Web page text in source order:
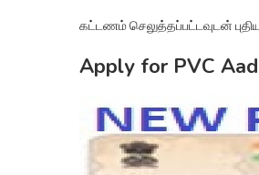
கட்டணம் செலுத்தப்பட்டவுடன்
Apply for PVC